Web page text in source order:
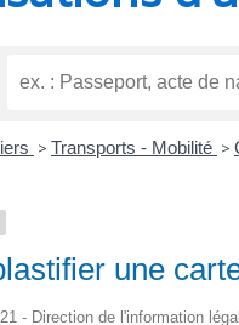
> Transports - Mobilité >
une
- Direction de l'information